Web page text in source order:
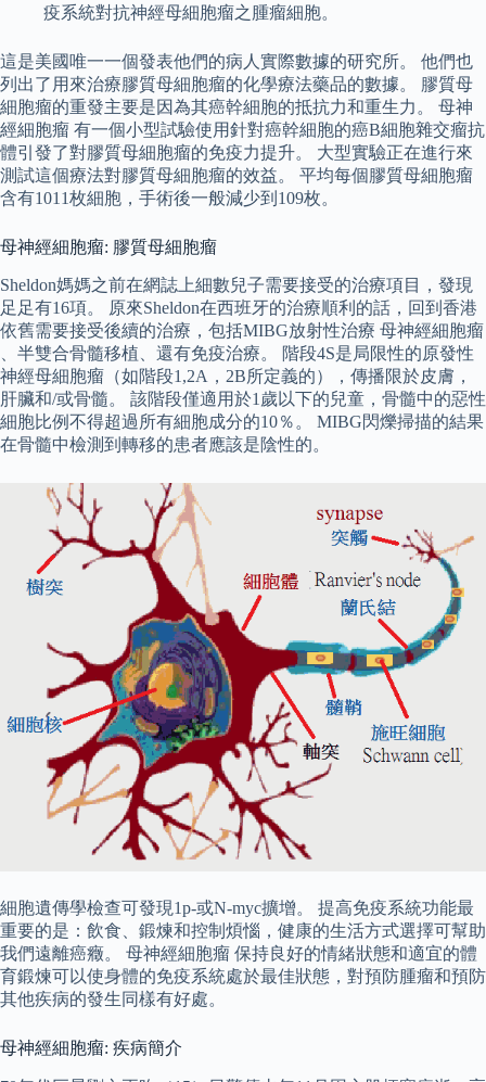
疫系統對抗神經母細胞瘤之腫瘤細胞。
這是美國唯一一個發表他們的病人實際數據的研究所。 他們也
列出了用來治療膠質母細胞瘤的化學療法藥品的數據。 膠質母
細胞瘤的重發主要是因為其癌幹細胞的抵抗力和重生力。 母神
經細胞瘤 有一個小型試驗使用針對癌幹細胞的癌B細胞雜交瘤抗
體引發了對膠質母細胞瘤的免疫力提升。 大型實驗正在進行來
測試這個療法對膠質母細胞瘤的效益。 平均每個膠質母細胞瘤
含有1011枚細胞，手術後一般減少到109枚。
母神經細胞瘤: 膠質母細胞瘤
Sheldon媽媽之前在網誌上細數兒子需要接受的治療項目，發現
足足有16項。 原來Sheldon在西班牙的治療順利的話，回到香港
依舊需要接受後續的治療，包括MIBG放射性治療 母神經細胞瘤
、半雙合骨髓移植、還有免疫治療。 階段4S是局限性的原發性
神經母細胞瘤（如階段1,2A，2B所定義的），傳播限於皮膚，
肝臟和/或骨髓。 該階段僅適用於1歲以下的兒童，骨髓中的惡性
細胞比例不得超過所有細胞成分的10％。 MIBG閃爍掃描的結果
在骨髓中檢測到轉移的患者應該是陰性的。
細胞遺傳學檢查可發現1p-或N-myc擴增。 提高免疫系統功能最
重要的是：飲食、鍛煉和控制煩惱，健康的生活方式選擇可幫助
我們遠離癌癥。 母神經細胞瘤 保持良好的情緒狀態和適宜的體
育鍛煉可以使身體的免疫系統處於最佳狀態，對預防腫瘤和預防
其他疾病的發生同樣有好處。
母神經細胞瘤: 疾病簡介